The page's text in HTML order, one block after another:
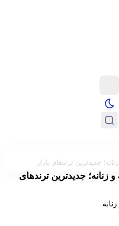
جدیدترین ترندهای بازار
جدیدترین ترندهای